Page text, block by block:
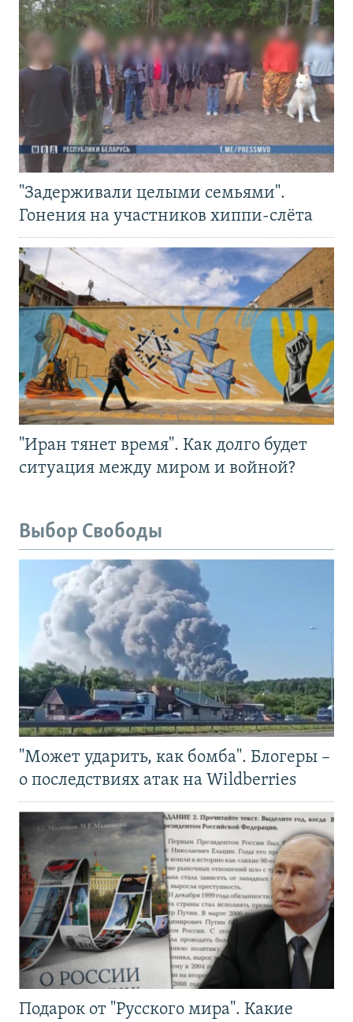
"Задерживали целыми семьями".
Гонения на участников хиппи-слёта
"Иран тянет время". Как долго будет
ситуация между миром и войной?
Выбор Свободы
"Может ударить, как бомба". Блогеры –
о последствиях атак на Wildberries
Подарок от "Русского мира". Какие